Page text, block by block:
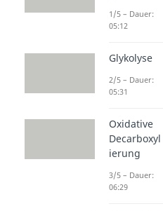
Einsatz.
und FADH
Im
geben
Dadurch
erzeugt
1/5 – Dauer:
05:12
Glykolyse
2/5 – Dauer:
05:31
Oxidative
Decarboxyl
ierung
3/5 – Dauer:
06:29